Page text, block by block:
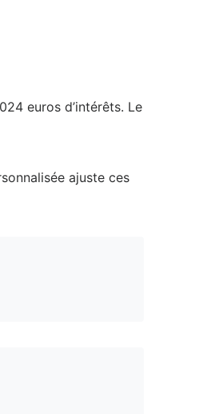
euros d’intérêts. Le
ajuste ces